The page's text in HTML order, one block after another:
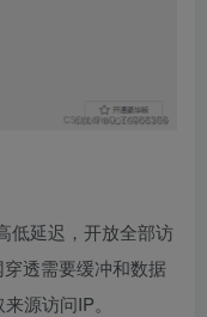
低延迟，开放全部访
透需要缓冲和数据
源访问IP。